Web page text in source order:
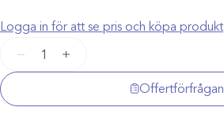
Logga in för att se pris och köpa produkt
Diatermistift
mängd
+
Offertförfrågan